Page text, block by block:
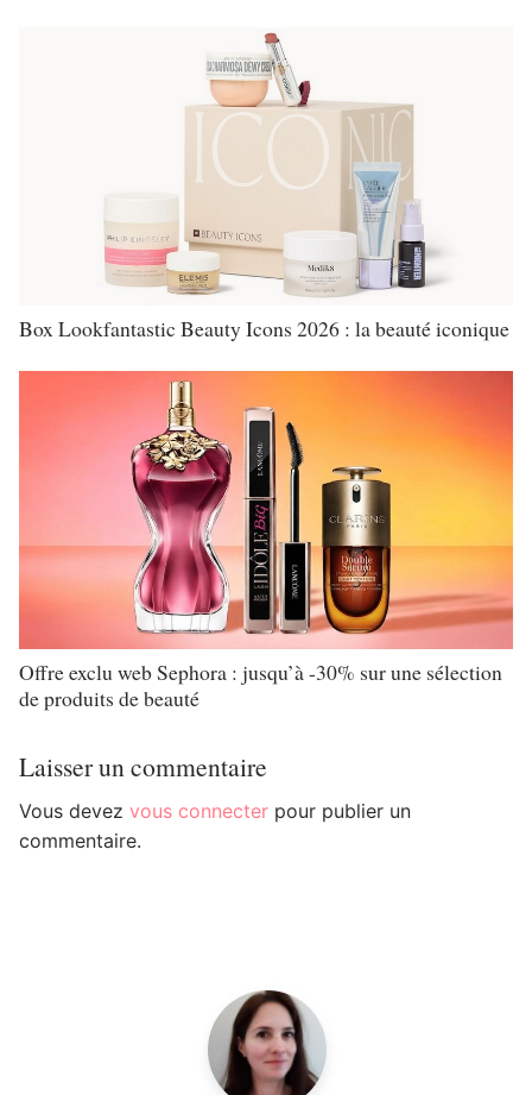
Box Lookfantastic Beauty Icons 2026 : la beauté iconique
Offre exclu web Sephora : jusqu’à -30% sur une sélection
de produits de beauté
Laisser un commentaire
Vous devez vous connecter pour publier un
commentaire.